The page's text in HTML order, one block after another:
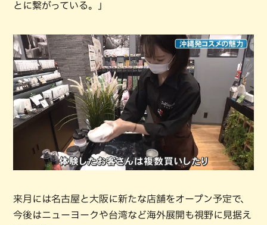
とに繋がっている。」
来月には名古屋と大阪に新たな店舗をオープン予定で、
今後はニューヨークや台湾など海外展開も視野に見据え